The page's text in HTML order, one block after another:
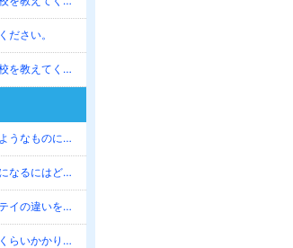
ださい。
日本人スタッフがいる学校を教えてください。
イギリスでの服装はどのようなものになりますか？
現地のイギリス人と友人になるにはどうしたらよいですか？
ルームシェアとホームステイの違いを教えてください。
イギリスの生活費はどのくらいかかりますか？